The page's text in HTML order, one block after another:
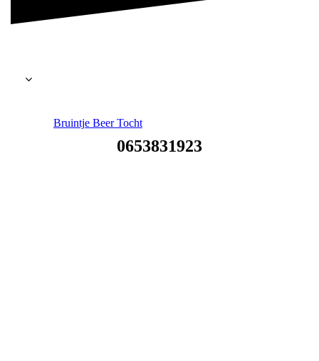
Bruintje Beer Tocht
0653831923